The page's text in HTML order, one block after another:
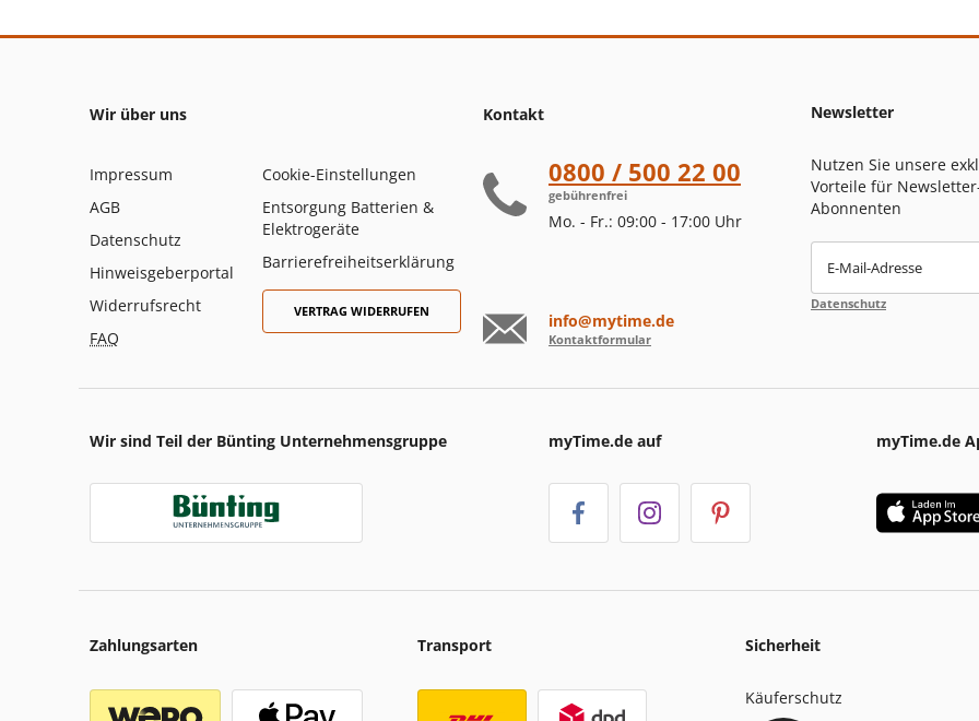
Wir über uns
Impressum
AGB
Datenschutz
Hinweisgeberportal
Widerrufsrecht
FAQ
Cookie-Einstellungen
Entsorgung Batterien &
Elektrogeräte
Barrierefreiheitserklärung
VERTRAG WIDERRUFEN
Kontakt
0800 / 500 22 00
gebührenfrei
Mo. - Fr.: 09:00 - 17:00 Uhr
info@mytime.de
Kontaktformular
Newsletter
Nutzen Sie unsere
Vorteile für
Abonnenten
E-Mail-Adresse
Datenschutz
Wir sind Teil der Bünting Unternehmensgruppe myTime.de auf myTime.de
Zahlungsarten Transport Sicherheit
Käuferschutz